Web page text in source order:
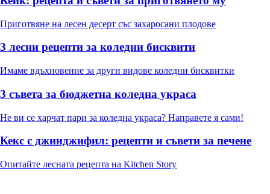
Приготвяне на лесен десерт със захаросани плодове
3 лесни рецепти за коледни бисквити
Имаме вдъхновение за други видове коледни бисквитки
3 съвета за бюджетна коледна украса
Не ви се харчат пари за коледна украса? Направете я сами!
Кекс с джинджифил: рецепти и съвети за печене
Опитайте лесната рецепта на Kitchen Story